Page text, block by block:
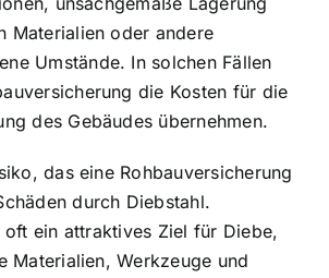
Materialien oder andere
Umstände. In solchen Fällen
die Kosten für die
des Gebäudes übernehmen.
das eine Rohbauversicherung
durch Diebstahl.
oft ein attraktives Ziel für Diebe,
Materialien, Werkzeuge und